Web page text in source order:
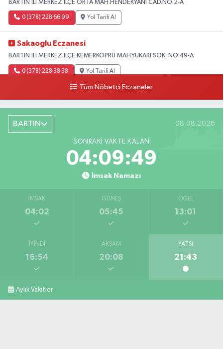
BARTIN ILI MERKEZ ILÇE ORTA MAH.HENDEKYANI CAD.NO:2-A
0 (378) 228 66 99 Yol Tarifi Al
Sakaoglu Eczanesi
BARTIN ILI MERKEZ ILÇE KEMERKÖPRÜ MAH.YUKARI SOK. NO:49-A
0 (378) 228 38 38 Yol Tarifi Al
Tüm Nöbetçi Eczaneler
BARTIN 08.08.2026
SONRAKI VAKTE KALAN
04:09:47
İmsak Namazı
İMSAK
04:02
GÜNEŞ
05:45
ÖĞLE
13:01
İKINDI
16:54
AKŞAM
20:08
YATSI
21:43
Aylık Vakitler